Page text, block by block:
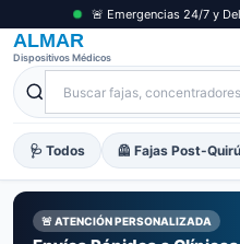
🚨 Emergencias 24/7 y
ALMAR
Dispositivos Médicos
🩺 Todos 🦺 Fajas Post-
🚨 ATENCIÓN PERSONALIZADA